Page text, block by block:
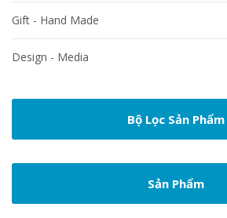
Gift - Hand Made
Design - Media
Bộ Lọc Sản Phẩm
Sản Phẩm